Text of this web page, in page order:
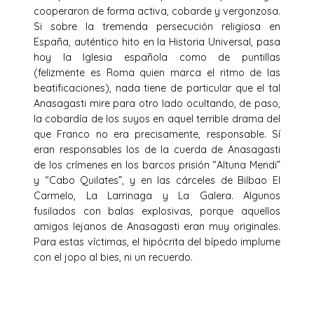
cooperaron de forma activa, cobarde y vergonzosa.
Si sobre la tremenda persecución religiosa en
España, auténtico hito en la Historia Universal, pasa
hoy la Iglesia española como de puntillas
(felizmente es Roma quien marca el ritmo de las
beatificaciones), nada tiene de particular que el tal
Anasagasti mire para otro lado ocultando, de paso,
la cobardía de los suyos en aquel terrible drama del
que Franco no era precisamente, responsable. Sí
eran responsables los de la cuerda de Anasagasti
de los crímenes en los barcos prisión “Altuna Mendi”
y “Cabo Quilates”, y en las cárceles de Bilbao El
Carmelo, La Larrinaga y La Galera. Algunos
fusilados con balas explosivas, porque aquellos
amigos lejanos de Anasagasti eran muy originales.
Para estas víctimas, el hipócrita del bípedo implume
con el jopo al bies, ni un recuerdo.